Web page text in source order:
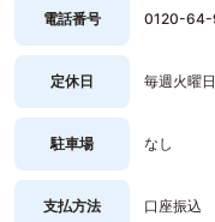
電話番号 0120-64-
定休日 毎週火曜日
駐車場 なし
支払方法 口座振込